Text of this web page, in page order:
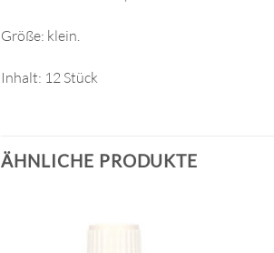
Größe: klein.
Inhalt: 12 Stück
ÄHNLICHE PRODUKTE